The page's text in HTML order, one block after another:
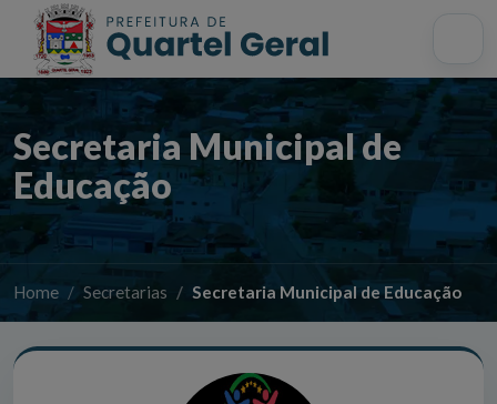
Acessibilidade InícioMapa do site
Secretaria Municipal de
Educação
Home Secretarias Secretaria Municipal de Educação